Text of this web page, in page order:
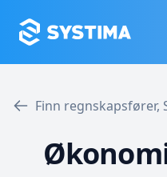
Finn regnskapsfører,